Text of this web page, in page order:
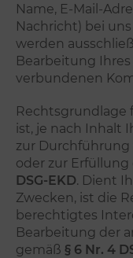
Name, E-Mail-
Nachricht) bei
werden
Bearbeitung
verbundenen
Rechtsgrundlage
ist, je nach Inhalt
zur
oder zur Erfüllung
DSG-EKD. Dient
Zwecken, ist die
berechtigtes
Bearbeitung der
gemäß § 6 Nr. 4